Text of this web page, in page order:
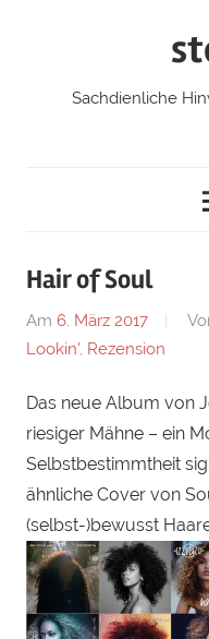
Sachdienliche
Hair of Soul
Am 6. März 2017
Lookin', Rezension
Das neue Album von
riesiger Mähne – ein
Selbstbestimmtheit
ähnliche Cover von
(selbst-)bewusst